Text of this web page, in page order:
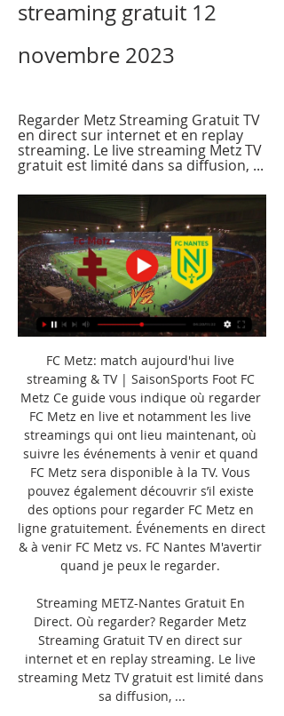
streaming gratuit 12
novembre 2023
Regarder Metz Streaming Gratuit TV
en direct sur internet et en replay
streaming. Le live streaming Metz TV
gratuit est limité dans sa diffusion, ...
FC Metz: match aujourd'hui live
streaming & TV | SaisonSports Foot FC
Metz Ce guide vous indique où regarder
FC Metz en live et notamment les live
streamings qui ont lieu maintenant, où
suivre les événements à venir et quand
FC Metz sera disponible à la TV. Vous
pouvez également découvrir s’il existe
des options pour regarder FC Metz en
ligne gratuitement. Événements en direct
& à venir FC Metz vs. FC Nantes M'avertir
quand je peux le regarder.
Streaming METZ-Nantes Gratuit En
Direct. Où regarder? Regarder Metz
Streaming Gratuit TV en direct sur
internet et en replay streaming. Le live
streaming Metz TV gratuit est limité dans
sa diffusion, ...